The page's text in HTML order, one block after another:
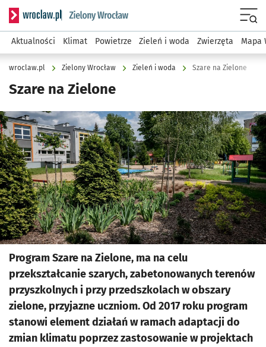
Serwis informacyjny wroclaw.pl podserwis: Środowisko we
Aktualności Klimat Powietrze Zieleń i woda Zwierzęta Mapa
wroclaw.pl Zielony Wrocław Zieleń i woda Szare na Zielone
Szare na Zielone
Kliknij, aby powiększyć
Program Szare na Zielone, ma na celu
przekształcanie szarych, zabetonowanych terenów
przyszkolnych i przy przedszkolach w obszary
zielone, przyjazne uczniom. Od 2017 roku program
stanowi element działań w ramach adaptacji do
zmian klimatu poprzez zastosowanie w projektach